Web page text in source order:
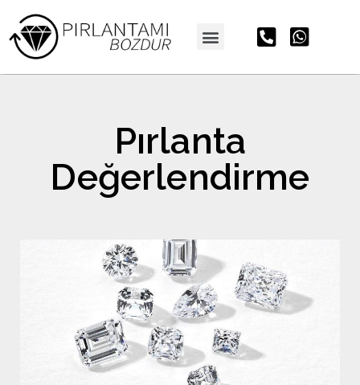
Pırlanta
Değerlendirme